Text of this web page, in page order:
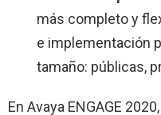
más completo y
e implementación
tamaño: públicas,
En Avaya ENGAGE